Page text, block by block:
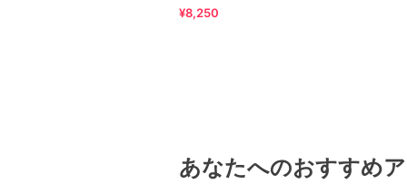
¥8,250
あなたへのおすすめ